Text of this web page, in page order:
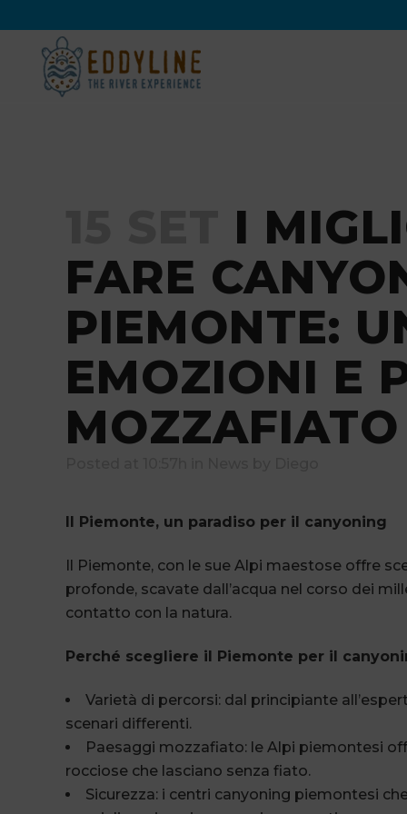
I
FARE
PIEMONTE:
EMOZIONI E
MOZZAFIATO
Il Piemonte, un paradiso per il canyoning
Il Piemonte, con le sue Alpi maestose offre
profonde, scavate dall’acqua nel corso dei
contatto con la natura.
Perché scegliere il Piemonte per il
Varietà di percorsi: dal principiante
scenari differenti.
Paesaggi mozzafiato: le Alpi piemontesi
rocciose che lasciano senza fiato.
Sicurezza: i centri canyoning piemontesi